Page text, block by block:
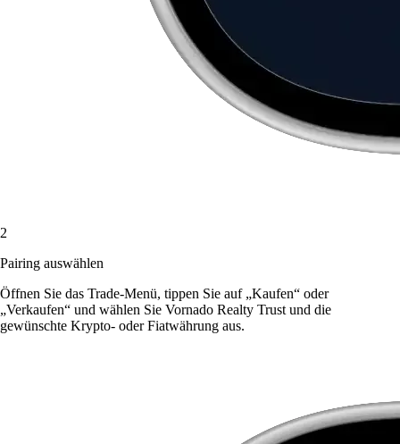
2
Pairing auswählen
Öffnen Sie das Trade-Menü, tippen Sie auf „Kaufen“ oder
„Verkaufen“ und wählen Sie Vornado Realty Trust und die
gewünschte Krypto- oder Fiatwährung aus.